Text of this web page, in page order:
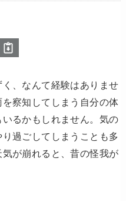
、なんて経験はありませ
察知してしまう自分の体
るかもしれません。気の
過ごしてしまうことも多
が崩れると、昔の怪我が